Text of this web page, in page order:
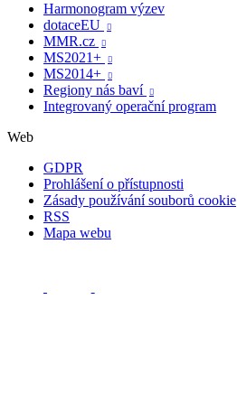
Harmonogram výzev
dotaceEU

MMR.cz 
MS2021+ 
MS2014+ 
Regiony nás baví 
Integrovaný operační program
Web
GDPR
Prohlášení o přístupnosti
Zásady používání souborů cookie
RSS
Mapa webu